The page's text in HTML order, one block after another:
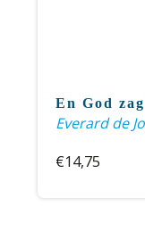
En God
Everard de
€14,75